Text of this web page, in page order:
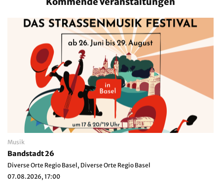
Musik
Bandstadt 26
Diverse Orte Regio Basel, Diverse Orte Regio Basel
07.08.2026, 17:00